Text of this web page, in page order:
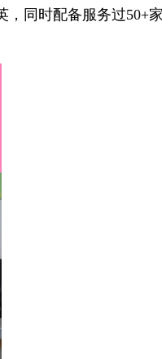
时配备服务过50+